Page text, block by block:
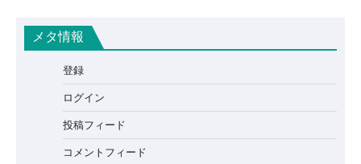
メタ情報
登録
ログイン
投稿フィード
コメントフィード